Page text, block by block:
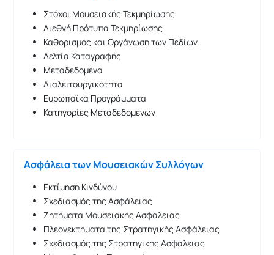
Στόχοι Μουσειακής Τεκμηρίωσης
Διεθνή Πρότυπα Τεκμηρίωσης
Καθορισμός και Οργάνωση των Πεδίων
Δελτία Καταγραφής
Μεταδεδομένα
Διαλειτουργικότητα
Ευρωπαϊκά Προγράμματα
Κατηγορίες Μεταδεδομένων
Ασφάλεια των Μουσειακών Συλλόγων
Εκτίμηση Κινδύνου
Σχεδιασμός της Ασφάλειας
Ζητήματα Μουσειακής Ασφάλειας
Πλεονεκτήματα της Στρατηγικής Ασφάλειας
Σχεδιασμός της Στρατηγικής Ασφάλειας